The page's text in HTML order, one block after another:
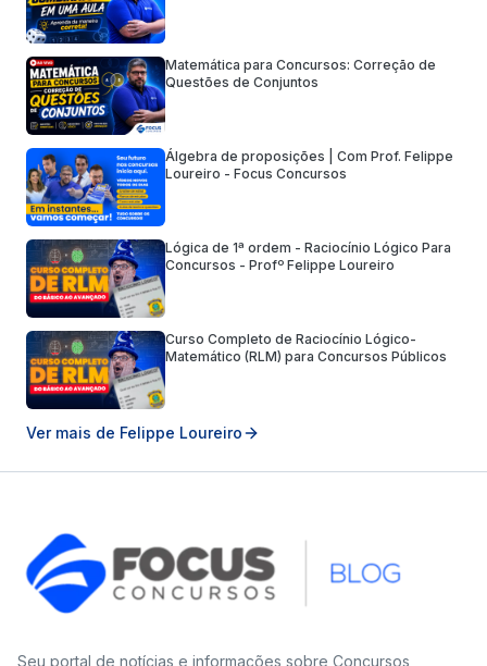
Matemática para Concursos: Correção de
Questões de Conjuntos
Álgebra de proposições | Com Prof. Felippe
Loureiro - Focus Concursos
Lógica de 1ª ordem - Raciocínio Lógico Para
Concursos - Profº Felippe Loureiro
Curso Completo de Raciocínio Lógico-
Matemático (RLM) para Concursos Públicos
Ver mais de Felippe Loureiro
Seu portal de notícias e informações sobre Concursos